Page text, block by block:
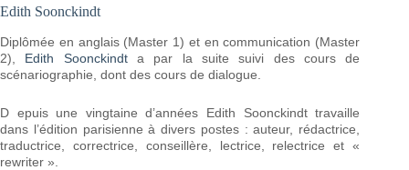
Edith Soonckindt
Diplômée en anglais (Master 1) et en communication (Master
2), Edith Soonckindta par la suite suivi des cours de
scénariographie, dont des cours de dialogue.
D epuis une vingtaine d’années Edith Soonckindt travaille
dans l’édition parisienne à divers postes : auteur, rédactrice,
traductrice, correctrice, conseillère, lectrice, relectrice et «
rewriter ».